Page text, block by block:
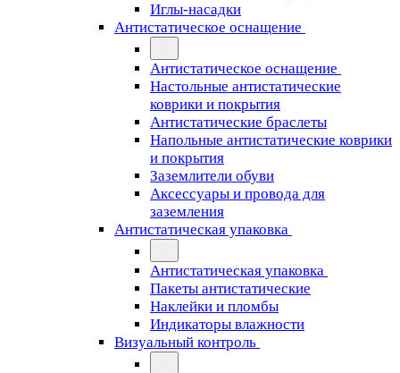
Иглы-насадки
Антистатическое оснащение
Антистатическое оснащение
Настольные антистатические
коврики и покрытия
Антистатические браслеты
Напольные антистатические коврики
и покрытия
Заземлители обуви
Аксессуары и провода для
заземления
Антистатическая упаковка
Антистатическая упаковка
Пакеты антистатические
Наклейки и пломбы
Индикаторы влажности
Визуальный контроль